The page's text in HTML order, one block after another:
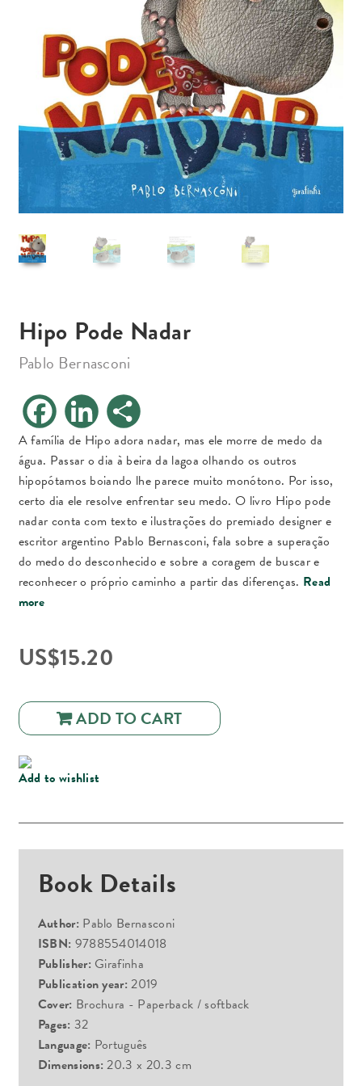
Hipo Pode Nadar
Pablo Bernasconi
e
b
o
o
k
k
e
d
I
n
r
e
A família de Hipo adora nadar, mas ele morre de medo da
água. Passar o dia à beira da lagoa olhando os outros
hipopótamos boiando lhe parece muito monótono. Por isso,
certo dia ele resolve enfrentar seu medo. O livro Hipo pode
nadar conta com texto e ilustrações do premiado designer e
escritor argentino Pablo Bernasconi, fala sobre a superação
do medo do desconhecido e sobre a coragem de buscar e
reconhecer o próprio caminho a partir das diferenças. Read
more
US$15.20
ADD TO CART
Add to wishlist
Book Details
Author: Pablo Bernasconi
ISBN: 9788554014018
Publisher: Girafinha
Publication year:2019
Cover: Brochura - Paperback / softback
Pages: 32
Language: Português
Dimensions:20.3 x 20.3 cm